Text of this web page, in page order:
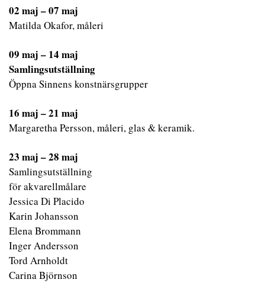
02 maj – 07 maj
Matilda Okafor, måleri
09 maj – 14 maj
Samlingsutställning
Öppna Sinnens konstnärsgrupper
16 maj – 21 maj
Margaretha Persson, måleri, glas & keramik.
23 maj – 28 maj
Samlingsutställning
för akvarellmålare
Jessica Di Placido
Karin Johansson
Elena Brommann
Inger Andersson
Tord Arnholdt
Carina Björnson